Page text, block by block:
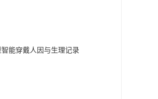
能穿戴人因与生理记录